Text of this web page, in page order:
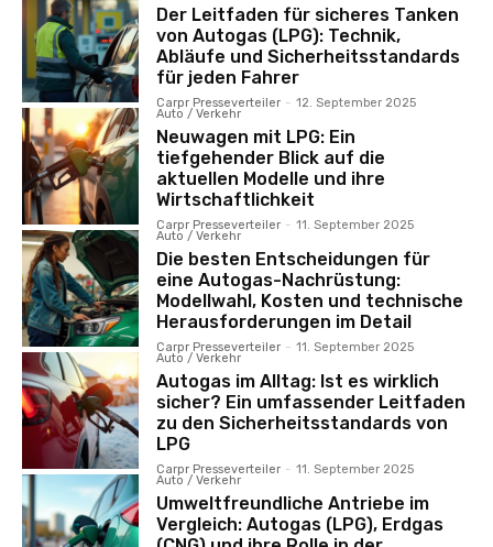
Der Leitfaden für sicheres Tanken
von Autogas (LPG): Technik,
Abläufe und Sicherheitsstandards
für jeden Fahrer
Carpr Presseverteiler - 12. September 2025
Auto / Verkehr
Neuwagen mit LPG: Ein
tiefgehender Blick auf die
aktuellen Modelle und ihre
Wirtschaftlichkeit
Carpr Presseverteiler - 11. September 2025
Auto / Verkehr
Die besten Entscheidungen für
eine Autogas-Nachrüstung:
Modellwahl, Kosten und technische
Herausforderungen im Detail
Carpr Presseverteiler - 11. September 2025
Auto / Verkehr
Autogas im Alltag: Ist es wirklich
sicher? Ein umfassender Leitfaden
zu den Sicherheitsstandards von
LPG
Carpr Presseverteiler - 11. September 2025
Auto / Verkehr
Umweltfreundliche Antriebe im
Vergleich: Autogas (LPG), Erdgas